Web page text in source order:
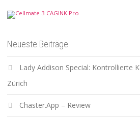
Neueste Beiträge
Lady Addison Special: Kontrollierte
Zürich
Chaster.App – Review